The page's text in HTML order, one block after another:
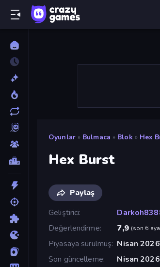
Oyunlar » Bulmaca » Blok » Hex
Hex Burst
Paylaş
Geliştirici
Değerlendirme
7,9 (son 6
Piyasaya sürülmüş Nisan 2026
Son güncelleme
Nisan 2026